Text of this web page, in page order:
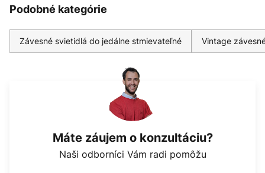
Podobné kategórie
Závesné svietidlá do jedálne stmievateľné Vintage
Máte záujem o konzultáciu?
Naši odborníci Vám radi pomôžu